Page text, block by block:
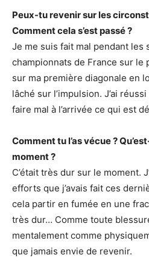
Peux-tu revenir sur les
Comment cela s’est passé ?
Je me suis fait mal pendant les
championnats de France sur le
sur ma première diagonale en
lâché sur l’impulsion. J’ai
faire mal à l’arrivée ce qui est
Comment tu l’as vécue ?
moment ?
C’était très dur sur le moment.
efforts que j’avais fait ces
cela partir en fumée en une
très dur… Comme toute
mentalement comme
que jamais envie de revenir.